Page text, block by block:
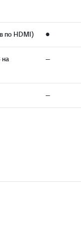
по HDMI) ●
на
—
—